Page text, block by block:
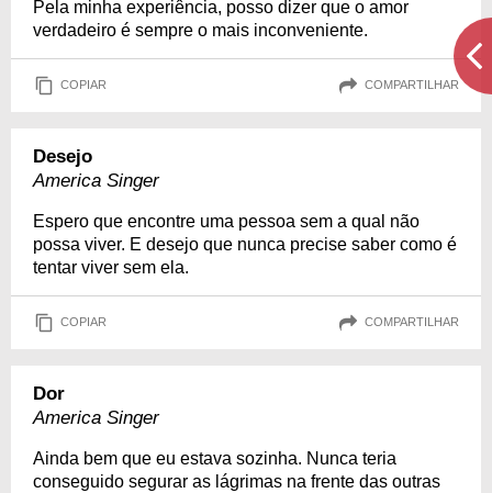
Pela minha experiência, posso dizer que o amor
verdadeiro é sempre o mais inconveniente.
COPIAR COMPARTILHAR
Desejo
America Singer
Espero que encontre uma pessoa sem a qual não
possa viver. E desejo que nunca precise saber como é
tentar viver sem ela.
COPIAR COMPARTILHAR
Dor
America Singer
Ainda bem que eu estava sozinha. Nunca teria
conseguido segurar as lágrimas na frente das outras